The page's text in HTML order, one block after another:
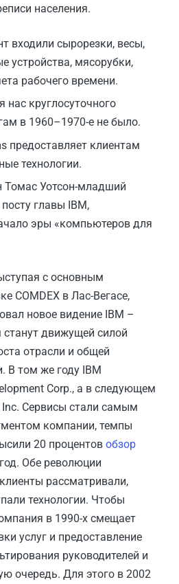
населения.
входили сырорезки, весы,
устройства, мясорубки,
рабочего времени.
нас круглосуточного
в 1960–1970-е не было.
предоставляет клиентам
технологии.
Томас Уотсон-младший
главы IBM,
эры «компьютеров для
с основным
COMDEX в Лас-Вегасе,
новое видение IBM –
станут движущей силой
отрасли и общей
В том же году IBM
Corp., а в следующем
Inc. Сервисы стали самым
компании, темпы
20 процентов обзор
Обе революции
рассматривали,
технологии. Чтобы
в 1990-х смещает
услуг и предоставление
руководителей и
очередь. Для этого в 2002